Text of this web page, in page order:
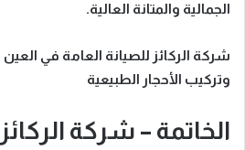
الجمالية والمتانة العالية.
شركة الركائز للصيانة العامة في العين –
وتركيب الأحجار الطبيعية
الخاتمة – شركة